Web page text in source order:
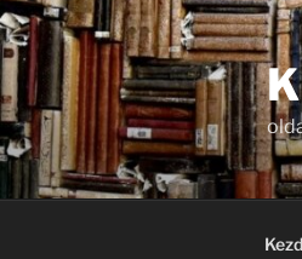
Tartalomhoz